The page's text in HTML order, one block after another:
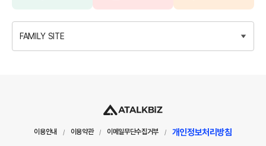
FAMILY SITE
이용안내 / 이용약관 / 이메일무단수집거부 / 개인정보처리방침